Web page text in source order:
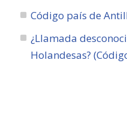
Código país de
¿Llamada
Holandesas?